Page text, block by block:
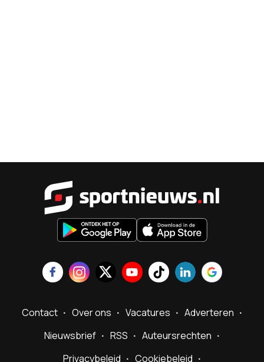
Contact Over ons Vacatures
Adverteren
Nieuwsbrief
RSS
Auteursrechten
Privacybeleid
Cookiebeleid